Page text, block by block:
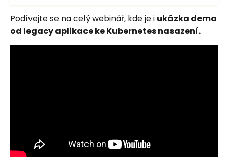
Podívejte se na celý webinář, kde je i ukázka dema
od legacy aplikace ke Kubernetes nasazení.